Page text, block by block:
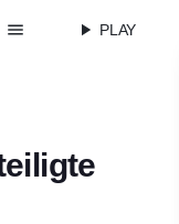
menu play_arrow PLAY